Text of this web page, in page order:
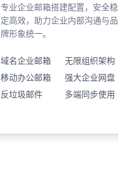
专业企业邮箱搭建配置，安全稳
定高效，助力企业内部沟通与品
牌形象统一。
域名企业邮箱
无限组织架构
移动办公邮箱
强大企业网盘
反垃圾邮件
多端同步使用